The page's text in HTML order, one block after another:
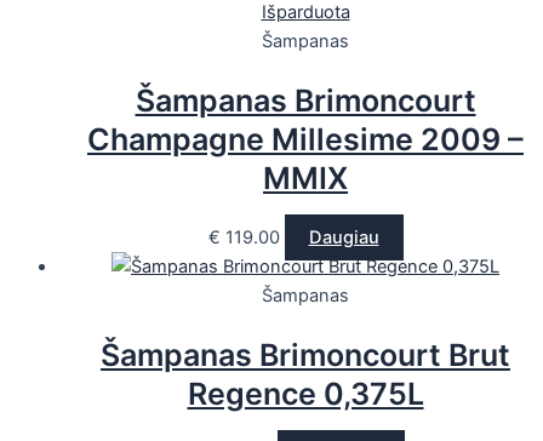
Išparduota
Šampanas
Šampanas Brimoncourt
Champagne Millesime 2009 –
MMIX
€ 119.00 Daugiau
Šampanas
Šampanas Brimoncourt Brut
Regence 0,375L